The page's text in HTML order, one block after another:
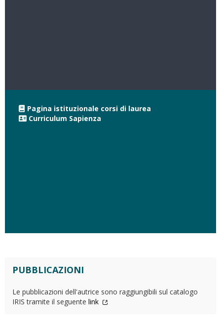
Pagina istituzionale corsi di laurea
Curriculum Sapienza
PUBBLICAZIONI
Le pubblicazioni dell'autrice sono raggiungibili sul catalogo
IRIS tramite il seguente link